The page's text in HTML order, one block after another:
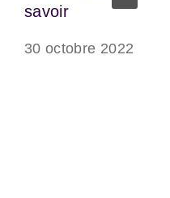
savoir
30 octobre 2022